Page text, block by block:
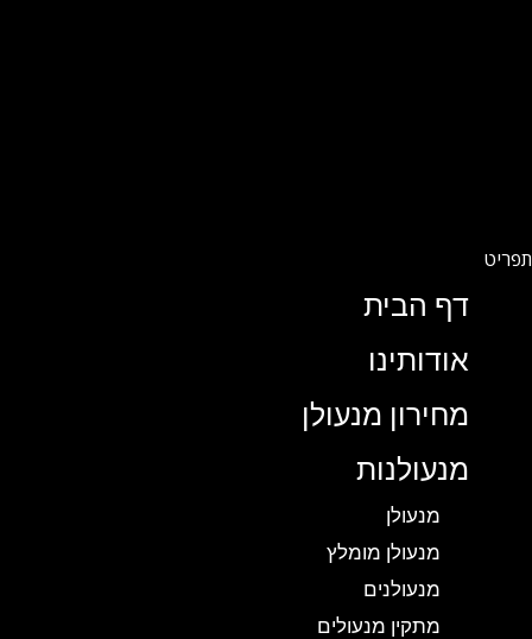
דף הבית
אודותינו
מחירון מנעולן
מנעולנות
מנעולן
מנעולן מומלץ
מנעולנים
מתקין מנעולים